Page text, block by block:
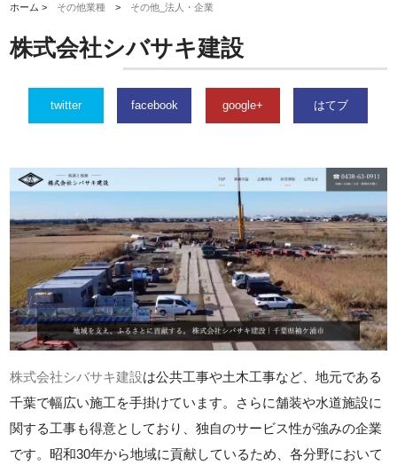
ホーム > その他業種 > その他_法人・企業
株式会社シバサキ建設
twitter facebook google+ はてブ
株式会社シバサキ建設は公共工事や土木工事など、地元である
千葉で幅広い施工を手掛けています。さらに舗装や水道施設に
関する工事も得意としており、独自のサービス性が強みの企業
です。昭和30年から地域に貢献しているため、各分野において